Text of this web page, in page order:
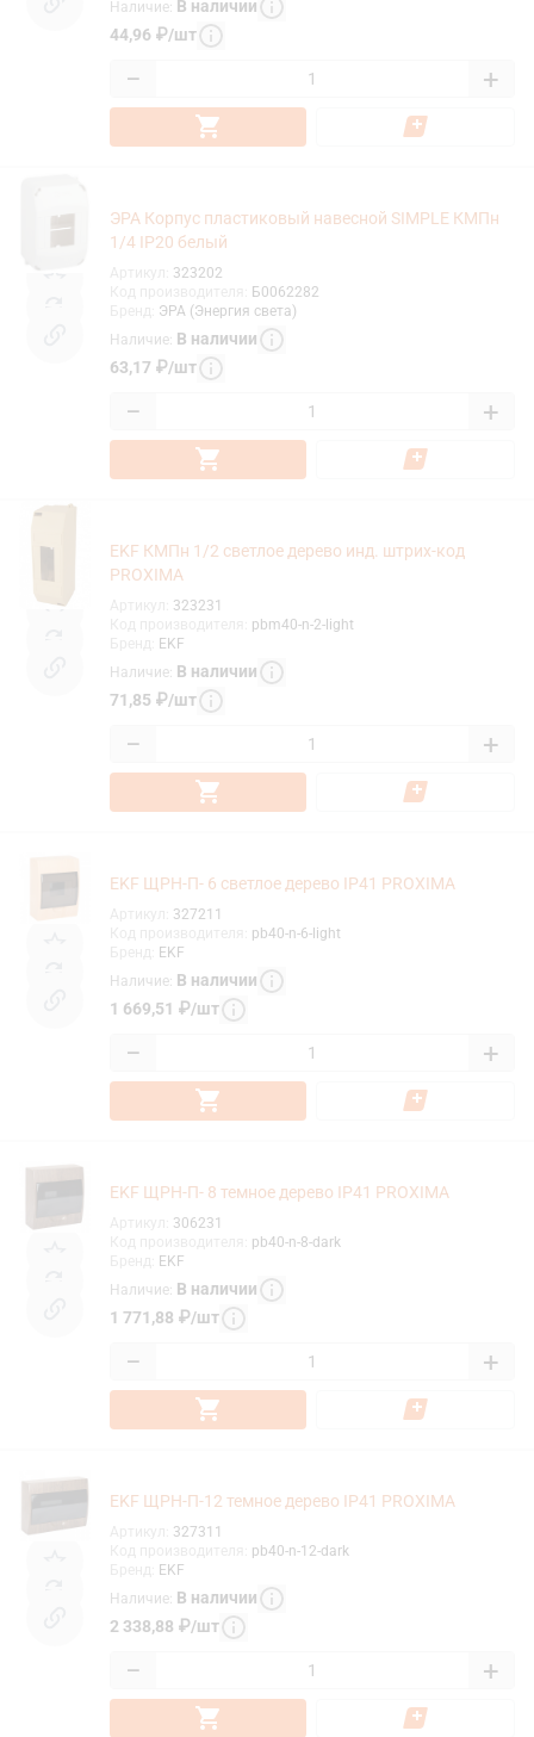
Наличие: В наличии
44,96 ₽/шт
− +
ЭРА Корпус пластиковый навесной SIMPLE КМПн
1/4 IP20 белый
323202
Б0062282
ЭРА (Энергия света)
Наличие: В наличии
63,17 ₽/шт
− +
EKF КМПн 1/2 светлое дерево инд. штрих-код
PROXIMA
323231
pbm40-n-2-light
EKF
Наличие: В наличии
71,85 ₽/шт
− +
EKF ЩРН-П- 6 светлое дерево IP41 PROXIMA
327211
pb40-n-6-light
EKF
Наличие: В наличии
1 669,51 ₽/шт
− +
EKF ЩРН-П- 8 темное дерево IP41 PROXIMA
306231
pb40-n-8-dark
EKF
Наличие: В наличии
1 771,88 ₽/шт
− +
EKF ЩРН-П-12 темное дерево IP41 PROXIMA
327311
pb40-n-12-dark
EKF
Наличие: В наличии
2 338,88 ₽/шт
− +